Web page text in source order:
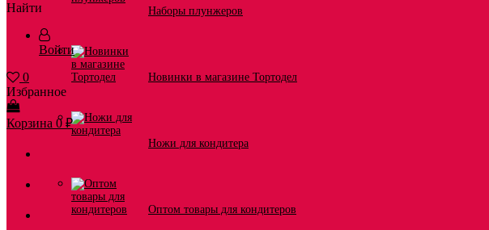
Наборы плунжеров
Новинки в магазине Тортодел
Ножи для кондитера
Оптом товары для кондитеров
Найти
Войти
0
Избранное
Корзина 0₽